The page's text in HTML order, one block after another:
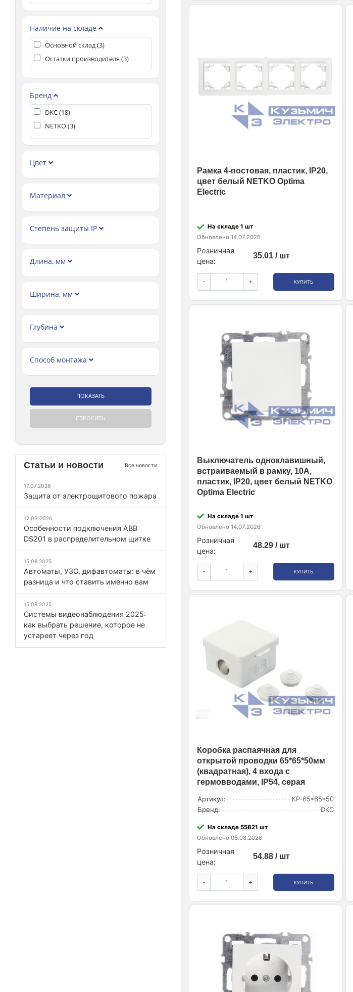
Рамка 4-постовая, пластик, IP20,
цвет белый NETKO Optima
Electric
На складе 1 шт
Обновлено 14.07.2026
Розничная
цена:
35.01 / шт
- + КУПИТЬ
Выключатель одноклавишный,
встраиваемый в рамку, 10A,
пластик, IP20, цвет белый NETKO
Optima Electric
На складе 1 шт
Обновлено 14.07.2026
Розничная
цена:
48.29 / шт
- + КУПИТЬ
Коробка распаячная для
открытой проводки 65*65*50мм
(квадратная), 4 входа с
гермовводами, IP54, серая
Артикул:
КР-65*65*50
Бренд:
DKC
На складе 55821 шт
Обновлено 05.08.2026
Розничная
цена:
54.88 / шт
- + КУПИТЬ
Наличие на складе
Основной склад (3)
Остатки производителя (3)
Бренд
DKC (18)
NETKO (3)
Цвет
Материал
Степень защиты IP
Длина, мм
Ширина, мм
Глубина
Способ монтажа
Статьи и новости Все новости
17.07.2026
Защита от электрощитового пожара
12.03.2026
Особенности подключения ABB
DS201 в распределительном щитке
15.08.2025
Автоматы, УЗО, дифавтоматы: в чём
разница и что ставить именно вам
15.08.2025
Системы видеонаблюдения 2025:
как выбрать решение, которое не
устареет через год